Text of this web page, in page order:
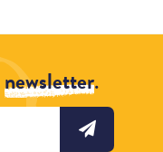
newsletter.